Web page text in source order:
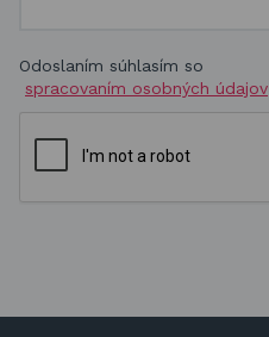
Odoslaním súhlasím so
spracovaním osobných údajov